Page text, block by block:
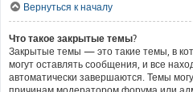
Вернуться к началу
Что такое закрытые темы?
Закрытые темы — это такие темы, в
могут оставлять сообщения, и все
автоматически завершаются. Темы